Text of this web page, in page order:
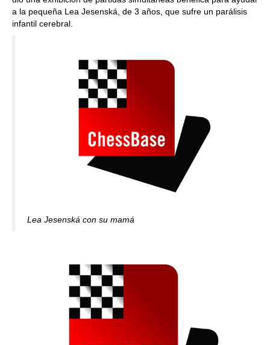
a la pequeña Lea Jesenská, de 3 años, que sufre un parálisis
infantil cerebral.
Lea Jesenská con su mamá